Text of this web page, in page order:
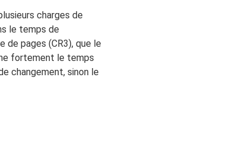
charges de
le temps de
de pages (CR3), que le
fortement le temps
changement, sinon le